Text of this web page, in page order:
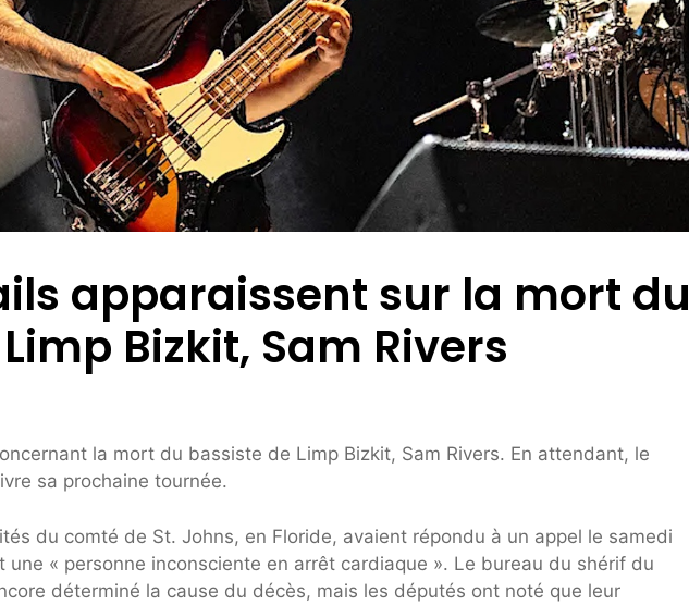
apparaissent sur la mort du
Bizkit, Sam Rivers
la mort du bassiste de Limp Bizkit, Sam Rivers. En attendant, le
sa prochaine tournée.
du comté de St. Johns, en Floride, avaient répondu à un appel le samedi
une « personne inconsciente en arrêt cardiaque ». Le bureau du shérif du
déterminé la cause du décès, mais les députés ont noté que leur